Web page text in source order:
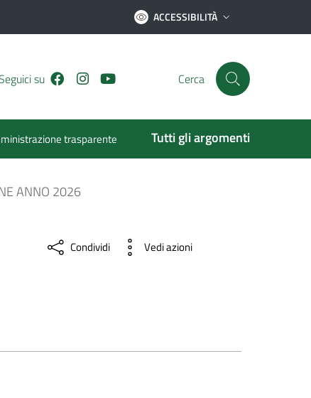
ACCESSIBILITÀ
su Facebook
Instagram Cerca
trasparente Tutti gli argomenti
ANNO 2026
Condividi Vedi azioni